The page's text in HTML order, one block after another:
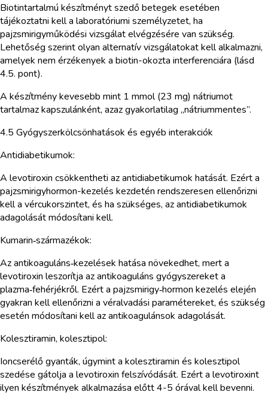
Biotintartalmú készítményt szedő betegek esetében
tájékoztatni kell a laboratóriumi személyzetet, ha
pajzsmirigyműködési vizsgálat elvégzésére van szükség.
Lehetőség szerint olyan alternatív vizsgálatokat kell alkalmazni,
amelyek nem érzékenyek a biotin-okozta interferenciára (lásd
4.5. pont).
A készítmény kevesebb mint 1 mmol (23 mg) nátriumot
tartalmaz kapszulánként, azaz gyakorlatilag „nátriummentes”.
4.5 Gyógyszerkölcsönhatások és egyéb interakciók
Antidiabetikumok:
A levotiroxin csökkentheti az antidiabetikumok hatását. Ezért a
pajzsmirigyhormon-kezelés kezdetén rendszeresen ellenőrizni
kell a vércukorszintet, és ha szükséges, az antidiabetikumok
adagolását módosítani kell.
Kumarin‑származékok:
Az antikoaguláns‑kezelések hatása növekedhet, mert a
levotiroxin leszorítja az antikoaguláns gyógyszereket a
plazma‑fehérjékről. Ezért a pajzsmirigy‑hormon kezelés elején
gyakran kell ellenőrizni a véralvadási paramétereket, és szükség
esetén módosítani kell az antikoagulánsok adagolását.
Kolesztiramin, kolesztipol:
Ioncserélő gyanták, úgymint a kolesztiramin és kolesztipol
szedése gátolja a levotiroxin felszívódását. Ezért a levotiroxint
ilyen készítmények alkalmazása előtt 4-5 órával kell bevenni.